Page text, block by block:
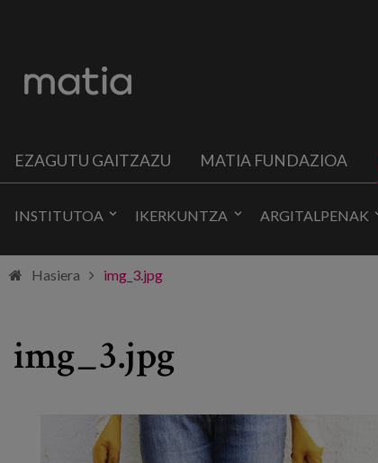
EZAGUTU GAITZAZU MATIA FUNDAZIOA
INSTITUTOA IKERKUNTZA ARGITALPENAK
Hasiera img_3.jpg
img_3.jpg